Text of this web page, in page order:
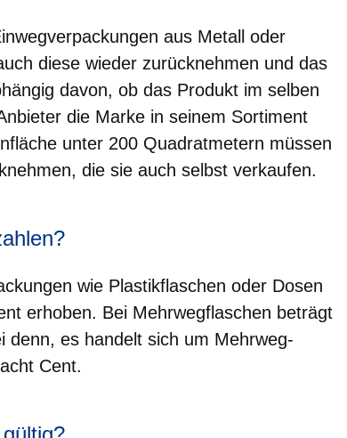
aus Metall oder
diese wieder zurücknehmen und das
davon, ob das Produkt im selben
die Marke in seinem Sortiment
unter 200 Quadratmetern müssen
die sie auch selbst verkaufen.
wie Plastikflaschen oder Dosen
erhoben. Bei Mehrwegflaschen beträgt
denn, es handelt sich um Mehrweg-
Cent.